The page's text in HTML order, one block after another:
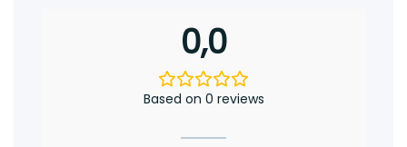
0,0
Based on 0 reviews